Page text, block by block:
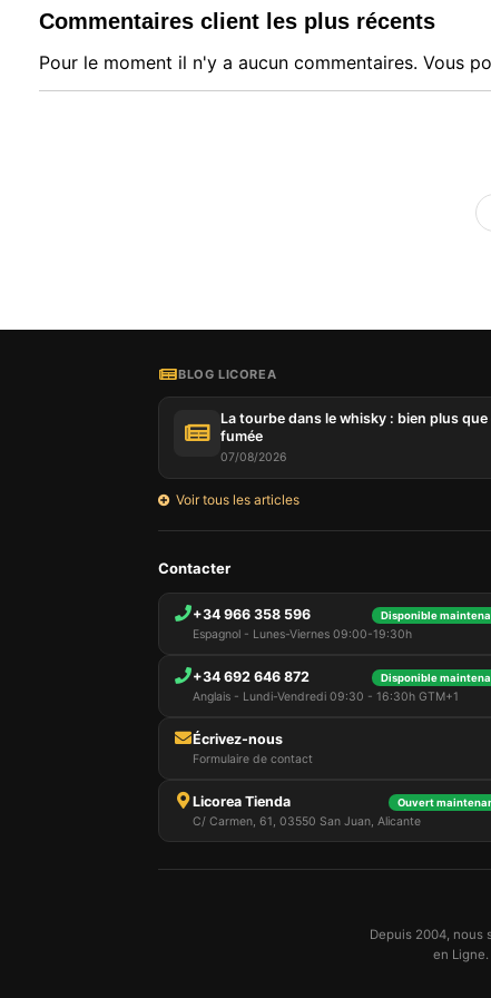
Commentaires client les plus récents
Pour le moment il n'y a aucun commentaires. Vous
BLOG LICOREA
La tourbe dans le whisky : bien plus que
fumée
07/08/2026
Voir tous les articles
Contacter
+34 966 358 596 Disponible
Espagnol - Lunes-Viernes 09:00-19:30h
+34 692 646 872 Disponible
Anglais - Lundi-Vendredi 09:30 - 16:30h GTM+1
Écrivez-nous
Formulaire de contact
Licorea Tienda Ouvert
C/ Carmen, 61, 03550 San Juan, Alicante
Depuis 2004, nous
en